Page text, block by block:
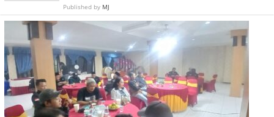
Published by MJ